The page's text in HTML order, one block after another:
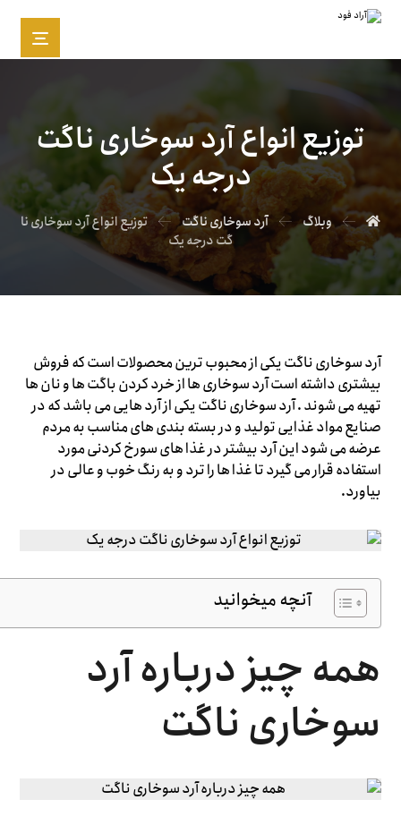
توزیع انواع آرد سوخاری ناگت
درجه یک
وبلاگ آرد سوخاری ناگت
توزیع انواع آرد سوخاری نا
گت درجه یک
آرد سوخاری ناگت یکی از محبوب ترین محصولات است که فروش
بیشتری داشته است آرد سوخاری ها از خرد کردن باگت ها و نان ها
تهیه می شوند . آرد سوخاری ناگت یکی از آرد هایی می باشد که در
صنایع مواد غذایی تولید و در بسته بندی های مناسب به مردم
عرضه می شود این آرد بیشتر در غذا های سورخ کردنی مورد
استفاده قرار می گیرد تا غذا ها را ترد و به رنگ خوب و عالی در
بیاورد.
آنچه میخوانید
همه چیز درباره آرد
سوخاری ناگت